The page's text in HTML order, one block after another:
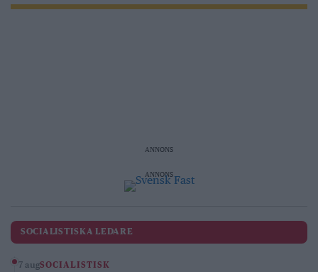
ANNONS
ANNONS
SOCIALISTISKA LEDARE
7 augSOCIALISTISK